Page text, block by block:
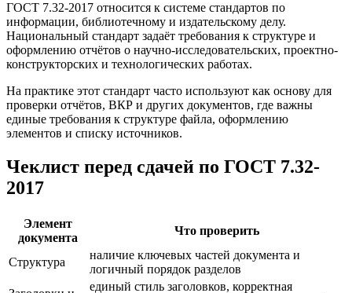
ГОСТ 7.32-2017 относится к системе стандартов по
информации, библиотечному и издательскому делу.
Национальный стандарт задаёт требования к структуре и
оформлению отчётов о научно-исследовательских, проектно-
конструкторских и технологических работах.
На практике этот стандарт часто используют как основу для
проверки отчётов, ВКР и других документов, где важны
единые требования к структуре файла, оформлению
элементов и списку источников.
Чеклист перед сдачей по ГОСТ 7.32-
2017
Элемент
документа
Что проверить
Структура
наличие ключевых частей документа и
логичный порядок разделов
единый стиль заголовков, корректная